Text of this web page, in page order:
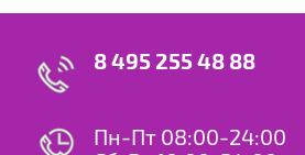
8 495 255 48 88
Пн-Пт 08:00-24:00